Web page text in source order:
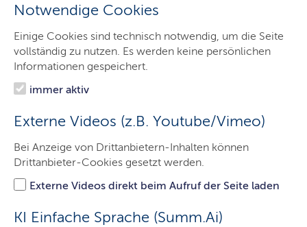
Notwendige Cookies
Einige Cookies sind technisch notwendig, um die Seite
vollständig zu nutzen. Es werden keine persönlichen
Informationen gespeichert.
immer aktiv
Externe Videos (z.B. Youtube/Vimeo)
Bei Anzeige von Drittanbietern-Inhalten können
Drittanbieter-Cookies gesetzt werden.
Externe Videos direkt beim Aufruf der Seite laden
KI Einfache Sprache (Summ.Ai)
Start
Minister
Ministerium
Themen
Presse
Service